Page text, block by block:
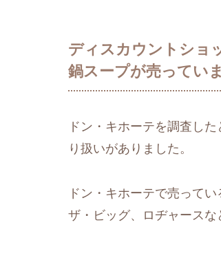
ディスカウントショ
鍋スープが売ってい
ドン・キホーテを調査し
り扱いがありました。
ドン・キホーテで売って
ザ・ビッグ、ロヂャースな